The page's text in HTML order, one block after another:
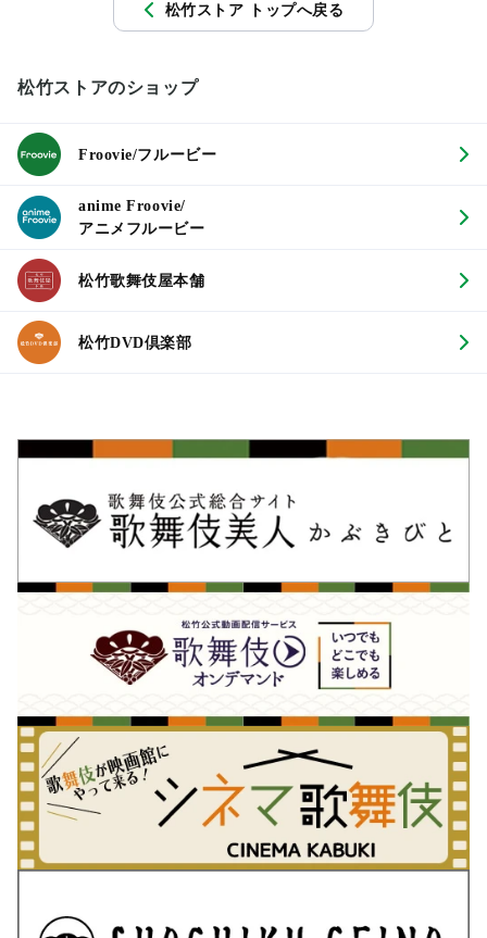
松竹ストア トップへ戻る
松竹ストアのショップ
Froovie/フルービー
anime Froovie/
アニメフルービー
松竹歌舞伎屋本舗
松竹DVD倶楽部